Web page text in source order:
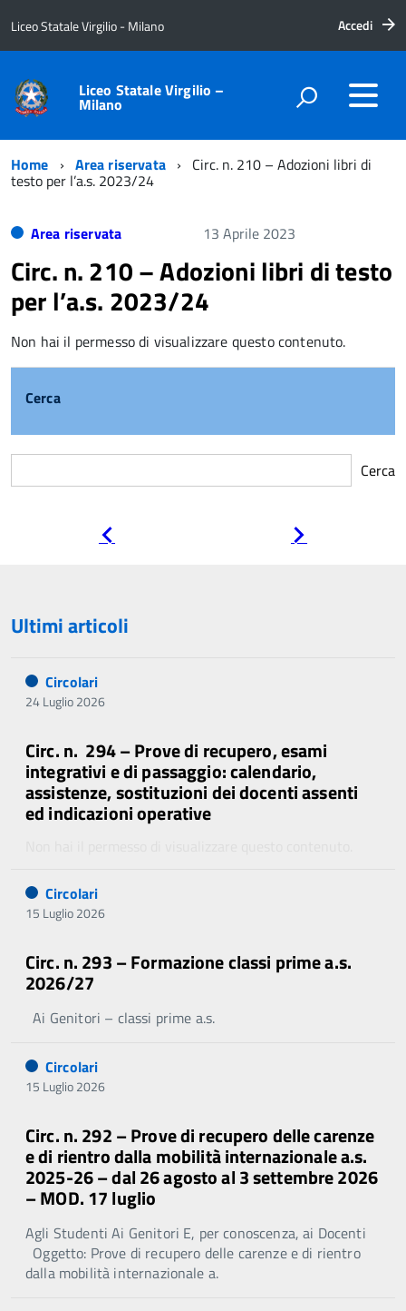
Liceo Statale Virgilio - Milano Accedi
Liceo Statale Virgilio –
Milano
Home Area riservata Circ. n. 210 – Adozioni libri di
testo per l’a.s. 2023/24
Area riservata 13 Aprile 2023
Circ. n. 210 – Adozioni libri di testo
per l’a.s. 2023/24
Non hai il permesso di visualizzare questo contenuto.
Cerca
Cerca
Ultimi articoli
Circolari
24 Luglio 2026
Circ. n. 294 – Prove di recupero, esami
integrativi e di passaggio: calendario,
assistenze, sostituzioni dei docenti assenti
ed indicazioni operative
Circolari
15 Luglio 2026
Circ. n. 293 – Formazione classi prime a.s.
2026/27
Ai Genitori – classi prime a.s.
Circolari
15 Luglio 2026
Circ. n. 292 – Prove di recupero delle carenze
e di rientro dalla mobilità internazionale a.s.
2025-26 – dal 26 agosto al 3 settembre 2026
– MOD. 17 luglio
Agli Studenti Ai Genitori E, per conoscenza, ai Docenti
Oggetto: Prove di recupero delle carenze e di rientro
dalla mobilità internazionale a.